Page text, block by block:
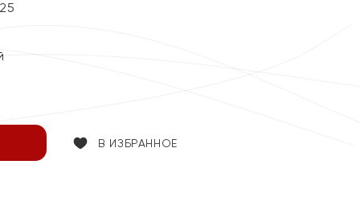
В ИЗБРАННОЕ